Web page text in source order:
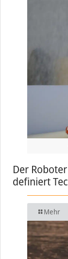
Der
definiert
Mehr